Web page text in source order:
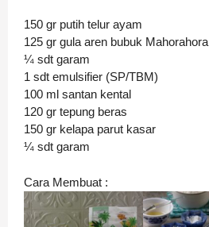
150 gr putih telur ayam
125 gr gula aren bubuk Mahorahora
¼ sdt garam
1 sdt emulsifier (SP/TBM)
100 ml santan kental
120 gr tepung beras
150 gr kelapa parut kasar
¼ sdt garam
Cara Membuat :